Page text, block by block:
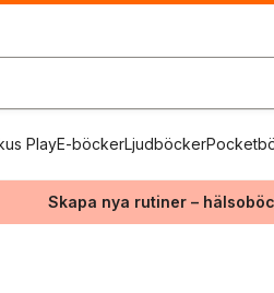
PlayE-böckerLjudböcker
Skapa nya rutiner –